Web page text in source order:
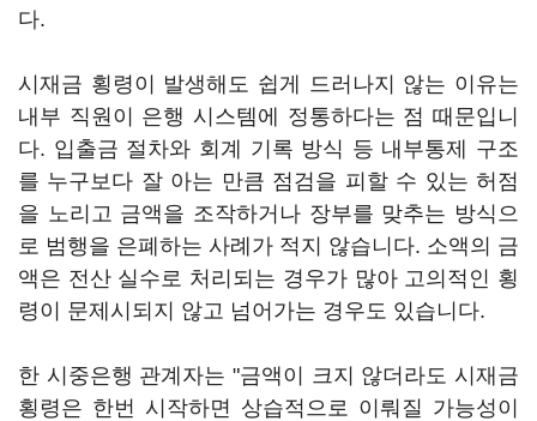
다.
시재금 횡령이 발생해도 쉽게 드러나지 않는 이유는
내부 직원이 은행 시스템에 정통하다는 점 때문입니
다. 입출금 절차와 회계 기록 방식 등 내부통제 구조
를 누구보다 잘 아는 만큼 점검을 피할 수 있는 허점
을 노리고 금액을 조작하거나 장부를 맞추는 방식으
로 범행을 은폐하는 사례가 적지 않습니다. 소액의 금
액은 전산 실수로 처리되는 경우가 많아 고의적인 횡
령이 문제시되지 않고 넘어가는 경우도 있습니다.
한 시중은행 관계자는 "금액이 크지 않더라도 시재금
횡령은 한번 시작하면 상습적으로 이뤄질 가능성이